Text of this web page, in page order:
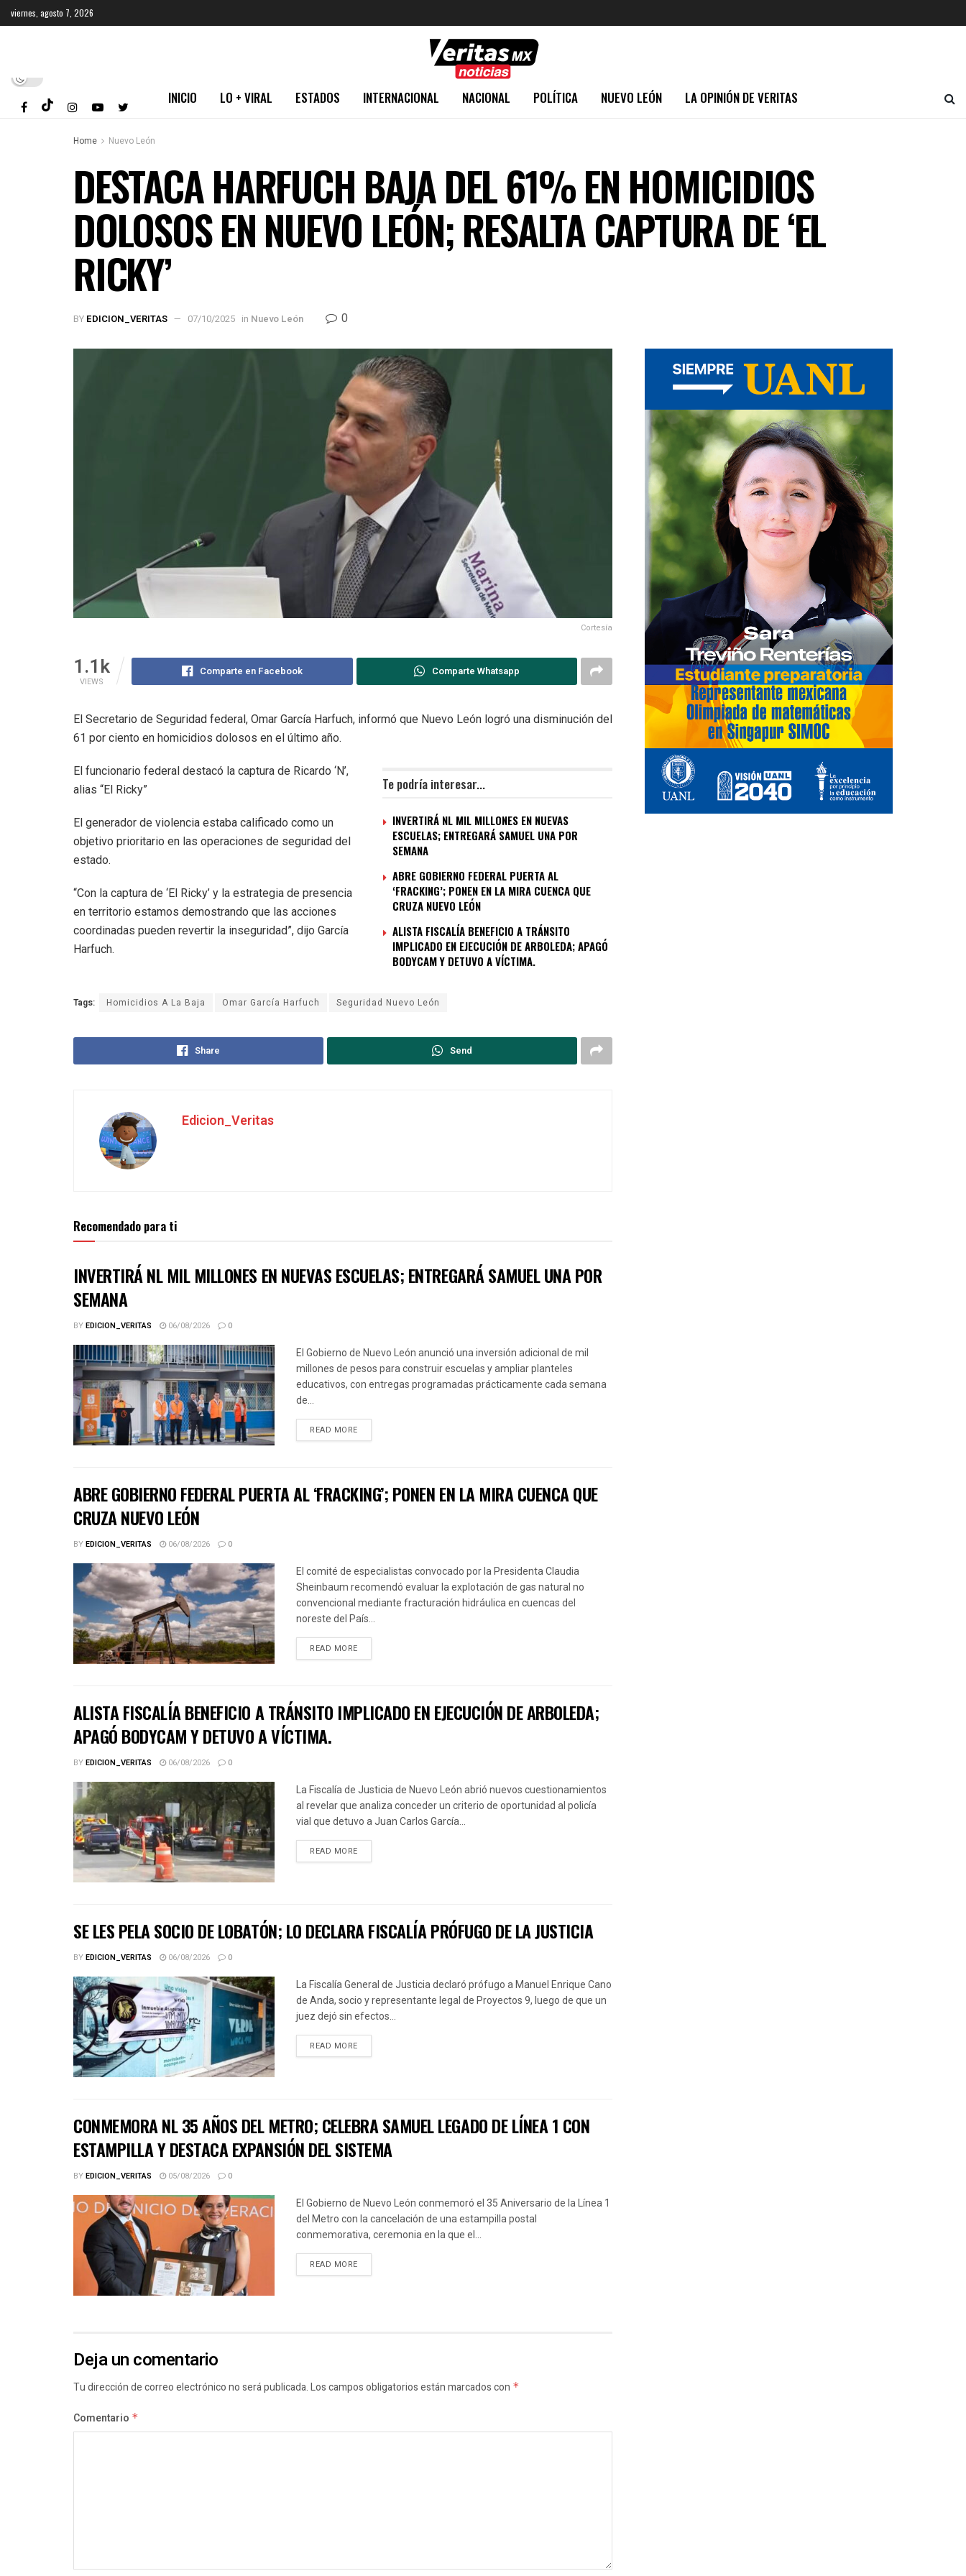
viernes, agosto 7, 2026
INICIO LO + VIRAL ESTADOS INTERNACIONAL NACIONAL POLÍTICA NUEVO LEÓN LA OPINIÓN DE VERITAS
Home Nuevo León
DESTACA HARFUCH BAJA DEL 61% EN HOMICIDIOS
DOLOSOS EN NUEVO LEÓN; RESALTA CAPTURA DE ‘EL
RICKY’
BY EDICION_VERITAS 07/10/2025 in Nuevo León 0
Cortesía
1.1k
VIEWS
Comparte en Facebook Comparte Whatsapp
El Secretario de Seguridad federal, Omar García Harfuch, informó que Nuevo León logró una disminución del
61 por ciento en homicidios dolosos en el último año.
Te podría interesar...
INVERTIRÁ NL MIL MILLONES EN NUEVAS
ESCUELAS; ENTREGARÁ SAMUEL UNA POR
SEMANA
ABRE GOBIERNO FEDERAL PUERTA AL
‘FRACKING’; PONEN EN LA MIRA CUENCA QUE
CRUZA NUEVO LEÓN
ALISTA FISCALÍA BENEFICIO A TRÁNSITO
IMPLICADO EN EJECUCIÓN DE ARBOLEDA; APAGÓ
BODYCAM Y DETUVO A VÍCTIMA.
El funcionario federal destacó la captura de Ricardo ‘N’,
alias “El Ricky”
El generador de violencia estaba calificado como un
objetivo prioritario en las operaciones de seguridad del
estado.
“Con la captura de ‘El Ricky’ y la estrategia de presencia
en territorio estamos demostrando que las acciones
coordinadas pueden revertir la inseguridad”, dijo García
Harfuch.
Tags: Homicidios A La Baja Omar García Harfuch Seguridad Nuevo León
Share Send
Edicion_Veritas
Recomendado para ti
INVERTIRÁ NL MIL MILLONES EN NUEVAS ESCUELAS; ENTREGARÁ SAMUEL UNA POR
SEMANA
BYEDICION_VERITAS 06/08/2026 0
El Gobierno de Nuevo León anunció una inversión adicional de mil
millones de pesos para construir escuelas y ampliar planteles
educativos, con entregas programadas prácticamente cada semana
de...
READ MORE
ABRE GOBIERNO FEDERAL PUERTA AL ‘FRACKING’; PONEN EN LA MIRA CUENCA QUE
CRUZA NUEVO LEÓN
BYEDICION_VERITAS 06/08/2026 0
El comité de especialistas convocado por la Presidenta Claudia
Sheinbaum recomendó evaluar la explotación de gas natural no
convencional mediante fracturación hidráulica en cuencas del
noreste del País...
READ MORE
ALISTA FISCALÍA BENEFICIO A TRÁNSITO IMPLICADO EN EJECUCIÓN DE ARBOLEDA;
APAGÓ BODYCAM Y DETUVO A VÍCTIMA.
BYEDICION_VERITAS 06/08/2026 0
La Fiscalía de Justicia de Nuevo León abrió nuevos cuestionamientos
al revelar que analiza conceder un criterio de oportunidad al policía
vial que detuvo a Juan Carlos García...
READ MORE
SE LES PELA SOCIO DE LOBATÓN; LO DECLARA FISCALÍA PRÓFUGO DE LA JUSTICIA
BYEDICION_VERITAS 06/08/2026 0
La Fiscalía General de Justicia declaró prófugo a Manuel Enrique Cano
de Anda, socio y representante legal de Proyectos 9, luego de que un
juez dejó sin efectos...
READ MORE
CONMEMORA NL 35 AÑOS DEL METRO; CELEBRA SAMUEL LEGADO DE LÍNEA 1 CON
ESTAMPILLA Y DESTACA EXPANSIÓN DEL SISTEMA
BYEDICION_VERITAS 05/08/2026 0
El Gobierno de Nuevo León conmemoró el 35 Aniversario de la Línea 1
del Metro con la cancelación de una estampilla postal
conmemorativa, ceremonia en la que el...
READ MORE
Deja un comentario
Tu dirección de correo electrónico no será publicada.Los campos obligatorios están marcados con *
Comentario *